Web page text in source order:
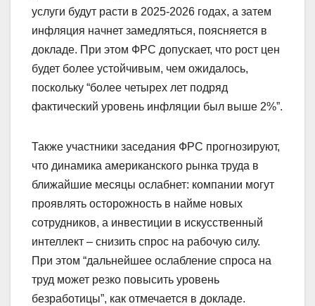
услуги будут расти в 2025-2026 годах, а затем
инфляция начнет замедляться, поясняется в
докладе. При этом ФРС допускает, что рост цен
будет более устойчивым, чем ожидалось,
поскольку “более четырех лет подряд
фактический уровень инфляции был выше 2%”.
Также участники заседания ФРС прогнозируют,
что динамика американского рынка труда в
ближайшие месяцы ослабнет: компании могут
проявлять осторожность в найме новых
сотрудников, а инвестиции в искусственный
интеллект – снизить спрос на рабочую силу.
При этом “дальнейшее ослабление спроса на
труд может резко повысить уровень
безработицы”, как отмечается в докладе.